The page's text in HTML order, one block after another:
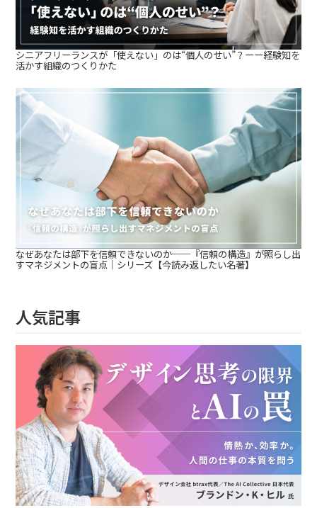
シニアフリーランスが「使えない」のは“個人のせい”？ーー経験知を
活かす組織のつくりかた
なぜあなたは部下を信頼できないのか──『信頼の構造』が照らし出
すマネジメントの盲点｜シリーズ【今読み返したい名著】
人気記事